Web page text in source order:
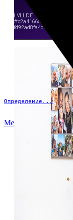
Определение...
Меню